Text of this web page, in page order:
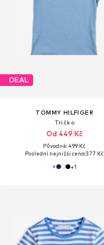
DEAL
TOMMY HILFIGER
Tričko
Od 449 Kč
Původně: 499 Kč
Poslední nejnižší cena:377 Kč
+1